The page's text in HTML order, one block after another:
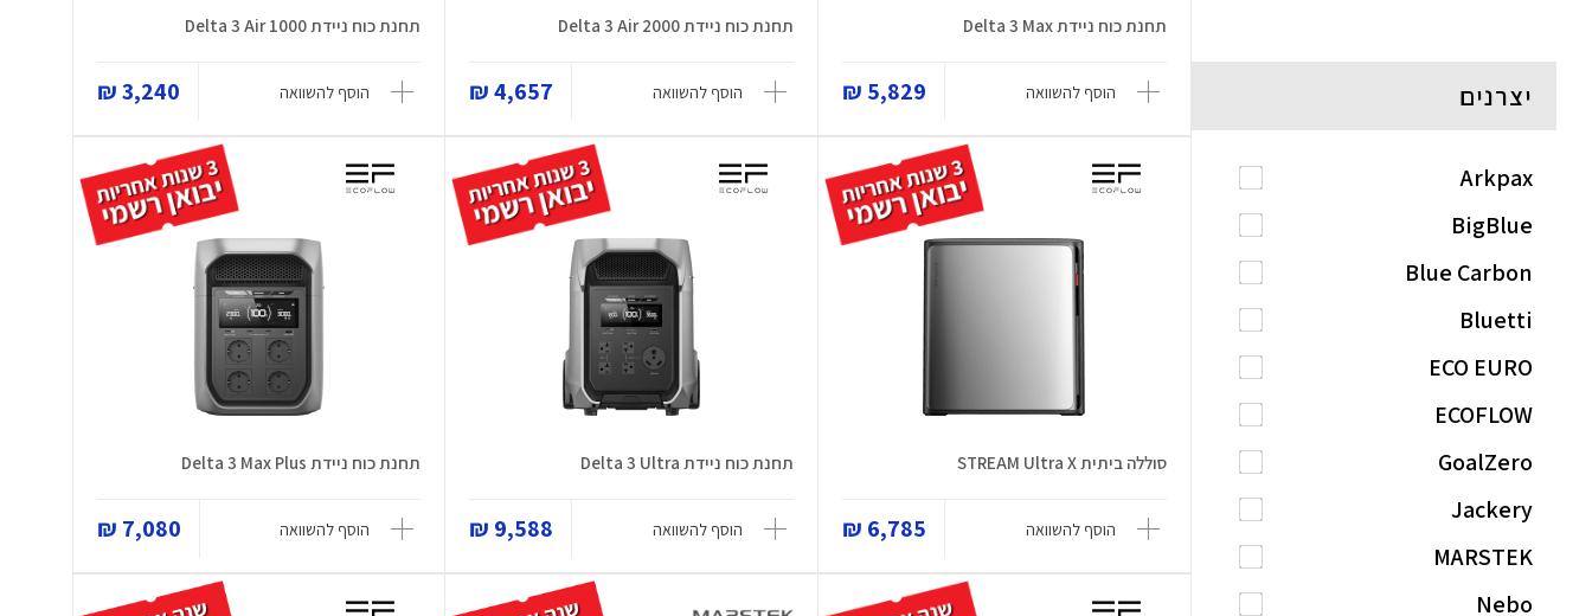
תחנת כוח ניידת Delta 3 Max
הוסף להשוואה 5,829 ₪
תחנת כוח ניידת Delta 3 Air 2000
הוסף להשוואה 4,657 ₪
תחנת כוח ניידת Delta 3 Air 1000
הוסף להשוואה 3,240 ₪
סוללה ביתית STREAM Ultra X
הוסף להשוואה 6,785 ₪
תחנת כוח ניידת Delta 3 Ultra
הוסף להשוואה 9,588 ₪
תחנת כוח ניידת Delta 3 Max Plus
הוסף להשוואה 7,080 ₪
יצרנים
Arkpax
BigBlue
Blue Carbon
Bluetti
ECO EURO
ECOFLOW
GoalZero
Jackery
MARSTEK
Nebo